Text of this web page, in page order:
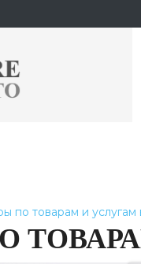
по товарам и услугам